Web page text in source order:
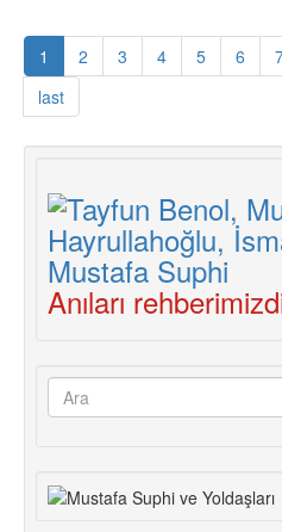
Anahtarı
1
2 3 4 5 6
last
Anıları
Arama